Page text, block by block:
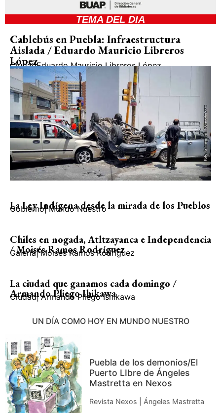
TEMA DEL DIA
Cablebús en Puebla: Infraestructura
Aislada / Eduardo Mauricio Libreros
López
CiudadEduardo Mauricio Libreros López
La Ley Indígena desde la mirada de los Pueblos
Gobierno| Mundo Nuestro
Chiles en nogada, Atltzayanca e Independencia
/ Moisés Ramos Rodríguez
Galería| Moisés Ramos Rodríguez
La ciudad que ganamos cada domingo /
Armando Pliego Ihikawa
Ciudad| Armando Pliego Ishikawa
UN DÍA COMO HOY EN MUNDO NUESTRO
Puebla de los demonios/El
Puerto LIbre de Ángeles
Mastretta en Nexos
Revista Nexos | Ángeles Mastretta